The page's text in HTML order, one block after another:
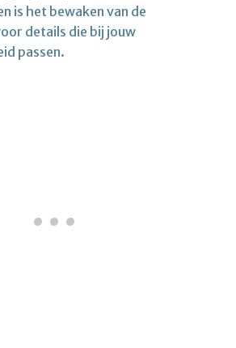
is het bewaken van de
details die bij jouw
passen.